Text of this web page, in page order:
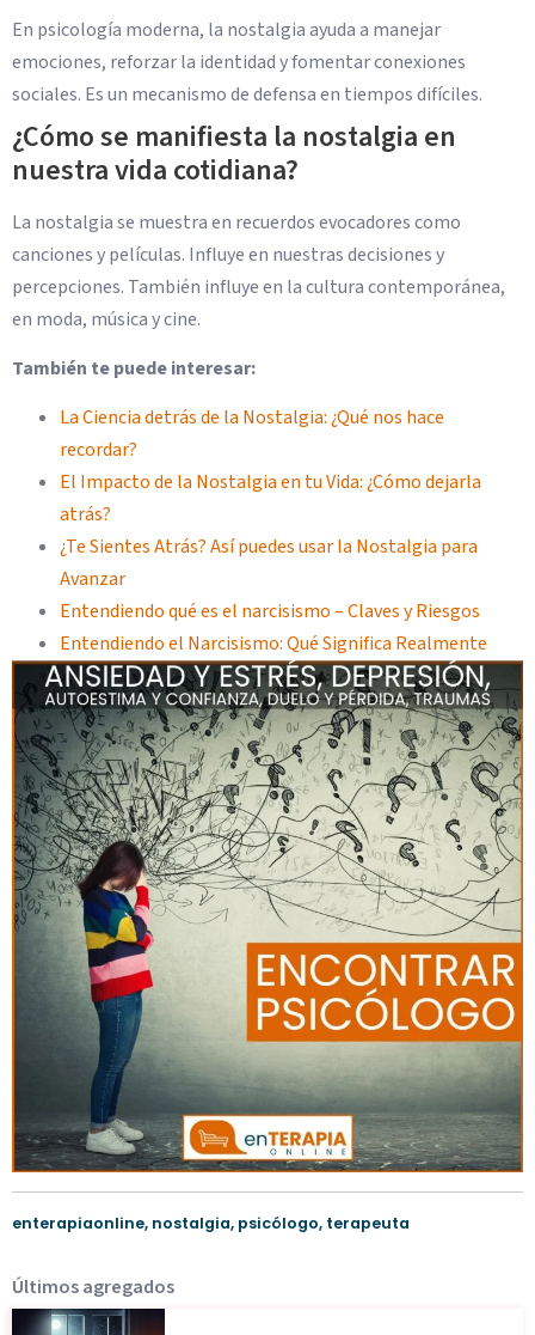
En psicología moderna, la nostalgia ayuda a manejar
emociones, reforzar la identidad y fomentar conexiones
sociales. Es un mecanismo de defensa en tiempos difíciles.
¿Cómo se manifiesta la nostalgia en
nuestra vida cotidiana?
La nostalgia se muestra en recuerdos evocadores como
canciones y películas. Influye en nuestras decisiones y
percepciones. También influye en la cultura contemporánea,
en moda, música y cine.
También te puede interesar:
La Ciencia detrás de la Nostalgia: ¿Qué nos hace
recordar?
El Impacto de la Nostalgia en tu Vida: ¿Cómo dejarla
atrás?
¿Te Sientes Atrás? Así puedes usar la Nostalgia para
Avanzar
Entendiendo qué es el narcisismo – Claves y Riesgos
Entendiendo el Narcisismo: Qué Significa Realmente
enterapiaonline, nostalgia, psicólogo, terapeuta
Últimos agregados